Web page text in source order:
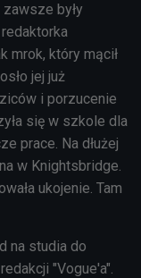
były
mrok, który mącił
jej już
i porzucenie
się w szkole dla
prace. Na dłużej
w Knightsbridge.
ukojenie. Tam
na studia do
"Vogue'a".